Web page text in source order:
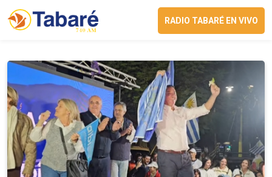
RADIO TABARÉ EN VIVO